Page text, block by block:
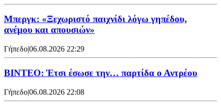
Μπεργκ: «Ξεχωριστό παιχνίδι λόγω γηπέδου,
ανέμου και απουσιών»
Γήπεδο|06.08.2026 22:29
ΒΙΝΤΕΟ: Έτσι έσωσε την… παρτίδα ο Αντρέου
Γήπεδο|06.08.2026 22:08